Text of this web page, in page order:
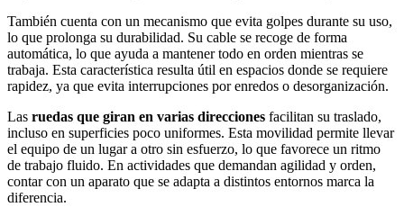
También cuenta con un mecanismo que evita golpes durante su uso,
lo que prolonga su durabilidad. Su cable se recoge de forma
automática, lo que ayuda a mantener todo en orden mientras se
trabaja. Esta característica resulta útil en espacios donde se requiere
rapidez, ya que evita interrupciones por enredos o desorganización.
Las ruedas que giran en varias direcciones facilitan su traslado,
incluso en superficies poco uniformes. Esta movilidad permite llevar
el equipo de un lugar a otro sin esfuerzo, lo que favorece un ritmo
de trabajo fluido. En actividades que demandan agilidad y orden,
contar con un aparato que se adapta a distintos entornos marca la
diferencia.